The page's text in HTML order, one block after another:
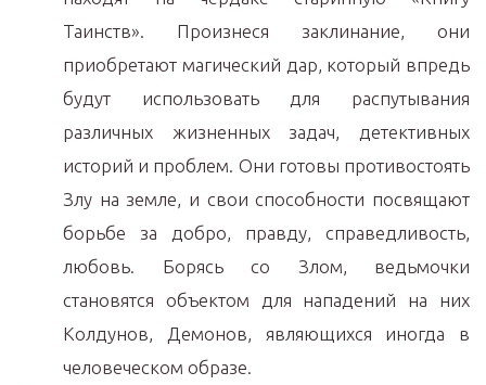
Таинств». Произнеся заклинание, они
приобретают магический дар, который впредь
будут использовать для распутывания
различных жизненных задач, детективных
историй и проблем. Они готовы противостоять
Злу на земле, и свои способности посвящают
борьбе за добро, правду, справедливость,
любовь. Борясь со Злом, ведьмочки
становятся объектом для нападений на них
Колдунов, Демонов, являющихся иногда в
человеческом образе.